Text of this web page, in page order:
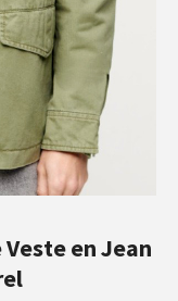
en Jean